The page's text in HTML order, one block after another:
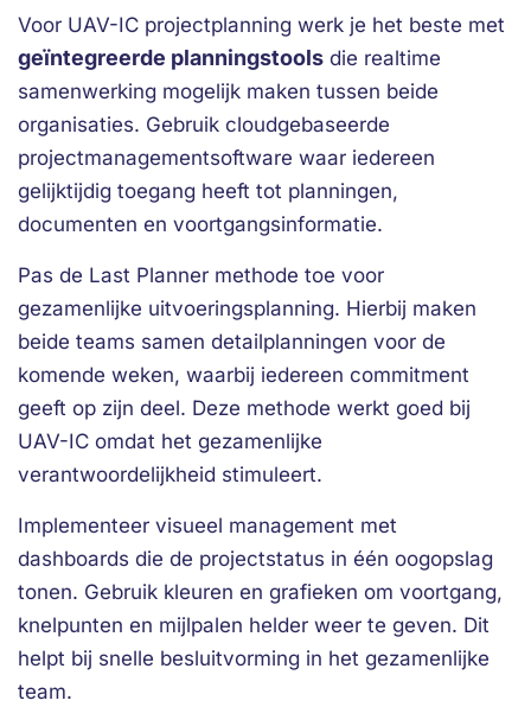
Voor UAV-IC projectplanning werk je het beste met
geïntegreerde planningstools die realtime
samenwerking mogelijk maken tussen beide
organisaties. Gebruik cloudgebaseerde
projectmanagementsoftware waar iedereen
gelijktijdig toegang heeft tot planningen,
documenten en voortgangsinformatie.
Pas de Last Planner methode toe voor
gezamenlijke uitvoeringsplanning. Hierbij maken
beide teams samen detailplanningen voor de
komende weken, waarbij iedereen commitment
geeft op zijn deel. Deze methode werkt goed bij
UAV-IC omdat het gezamenlijke
verantwoordelijkheid stimuleert.
Implementeer visueel management met
dashboards die de projectstatus in één oogopslag
tonen. Gebruik kleuren en grafieken om voortgang,
knelpunten en mijlpalen helder weer te geven. Dit
helpt bij snelle besluitvorming in het gezamenlijke
team.